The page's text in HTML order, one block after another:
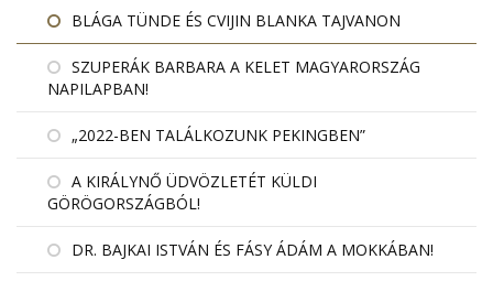
BLÁGA TÜNDE ÉS CVIJIN BLANKA TAJVANON
SZUPERÁK BARBARA A KELET MAGYARORSZÁG
NAPILAPBAN!
„2022-BEN TALÁLKOZUNK PEKINGBEN”
A KIRÁLYNŐ ÜDVÖZLETÉT KÜLDI
GÖRÖGORSZÁGBÓL!
DR. BAJKAI ISTVÁN ÉS FÁSY ÁDÁM A MOKKÁBAN!